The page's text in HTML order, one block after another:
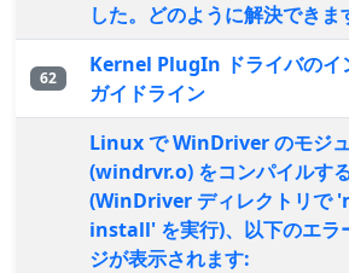
した。どのように解決できま
62
Kernel PlugIn ドライバのイ
ガイドライン
Linux で WinDriver のモジ
(windrvr.o) をコンパイルす
(WinDriver ディレクトリで
install' を実行)、以下のエラ
ジが表示されます: